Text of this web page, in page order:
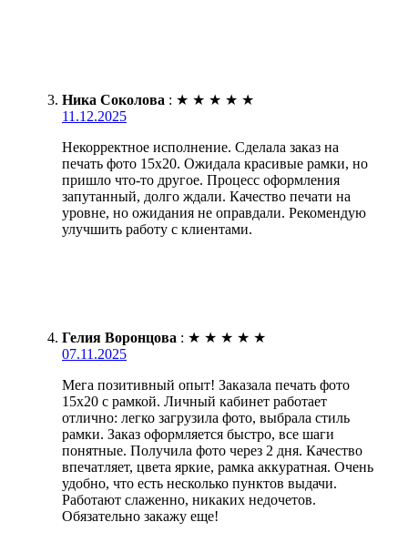
Ника Соколова : ★ ★ ★ ★ ★
11.12.2025
Некорректное исполнение. Сделала заказ на
печать фото 15х20. Ожидала красивые рамки, но
пришло что-то другое. Процесс оформления
запутанный, долго ждали. Качество печати на
уровне, но ожидания не оправдали. Рекомендую
улучшить работу с клиентами.
Гелия Воронцова : ★ ★ ★ ★ ★
07.11.2025
Мега позитивный опыт! Заказала печать фото
15х20 с рамкой. Личный кабинет работает
отлично: легко загрузила фото, выбрала стиль
рамки. Заказ оформляется быстро, все шаги
понятные. Получила фото через 2 дня. Качество
впечатляет, цвета яркие, рамка аккуратная. Очень
удобно, что есть несколько пунктов выдачи.
Работают слаженно, никаких недочетов.
Обязательно закажу еще!